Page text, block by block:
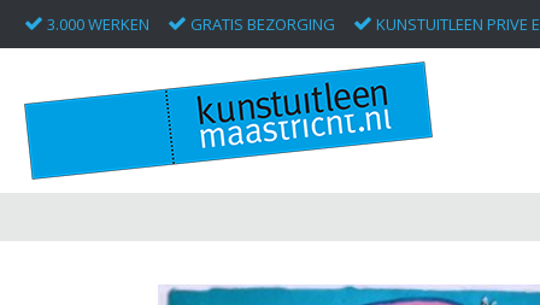
3.000 WERKEN GRATIS BEZORGING KUNSTUITLEEN PRIVE